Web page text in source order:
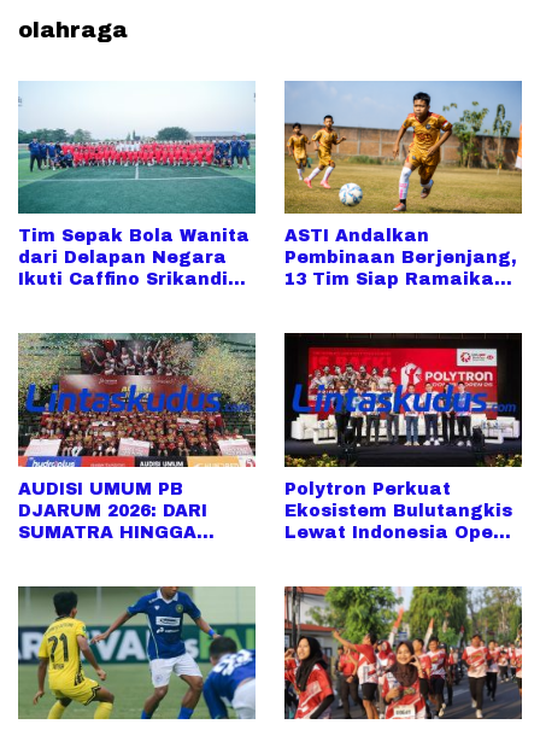
olahraga
Tim Sepak Bola Wanita
dari Delapan Negara
Ikuti Caffino Srikandi
ASTI Andalkan
Pembinaan Berjenjang,
13 Tim Siap Ramaikan
AUDISI UMUM PB
DJARUM 2026: DARI
SUMATRA HINGGA
SUPER MAKIN MELUAS
Polytron Perkuat
Ekosistem Bulutangkis
Lewat Indonesia Open